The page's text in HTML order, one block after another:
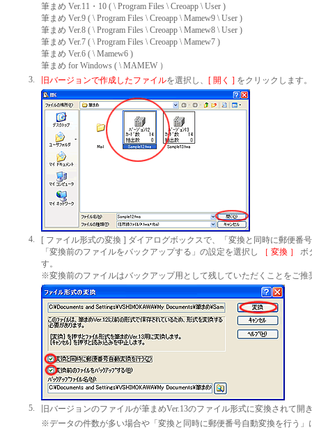
筆まめ Ver.11・10 ( \ Program Files \ Creoapp \ User )
筆まめ Ver.9 ( \ Program Files \ Creoapp \ Mamew9 \ User )
筆まめ Ver.8 ( \ Program Files \ Creoapp \ Mamew8 \ User )
筆まめ Ver.7 ( \ Program Files \ Creoapp \ Mamew7 )
筆まめ Ver.6 ( \ Mamew6 )
筆まめ for Windows ( \ MAMEW ）
3.
旧バージョンで作成したファイルを選択し、 [ 開く ] をクリックします。
4.
[ ファイル形式の変換 ] ダイアログボックスで、「変換と同時に郵便番
「変換前のファイルをバックアップする」 の設定を選択し ［ 変換 ］ ボ
す。
※変換前のファイルはバックアップ用として残していただくことをご推
5.
旧バージョンのファイルが筆まめVer.13のファイル形式に変換されて開
※データの件数が多い場合や「変換と同時に郵便番号自動変換を行う」